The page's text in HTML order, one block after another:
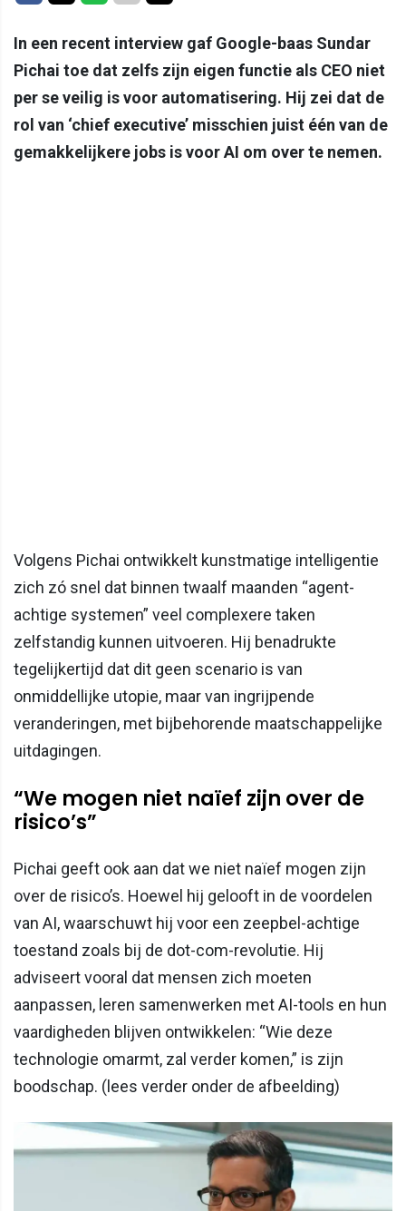
In een recent interview gaf Google-baas Sundar
Pichai toe dat zelfs zijn eigen functie als CEO niet
per se veilig is voor automatisering. Hij zei dat de
rol van ‘chief executive’ misschien juist één van de
gemakkelijkere jobs is voor AI om over te nemen.
Volgens Pichai ontwikkelt kunstmatige intelligentie
zich zó snel dat binnen twaalf maanden “agent-
achtige systemen” veel complexere taken
zelfstandig kunnen uitvoeren. Hij benadrukte
tegelijkertijd dat dit geen scenario is van
onmiddellijke utopie, maar van ingrijpende
veranderingen, met bijbehorende maatschappelijke
uitdagingen.
“We mogen niet naïef zijn over de
risico’s”
Pichai geeft ook aan dat we niet naïef mogen zijn
over de risico’s. Hoewel hij gelooft in de voordelen
van AI, waarschuwt hij voor een zeepbel-achtige
toestand zoals bij de dot-com-revolutie. Hij
adviseert vooral dat mensen zich moeten
aanpassen, leren samenwerken met AI-tools en hun
vaardigheden blijven ontwikkelen: “Wie deze
technologie omarmt, zal verder komen,” is zijn
boodschap. (lees verder onder de afbeelding)